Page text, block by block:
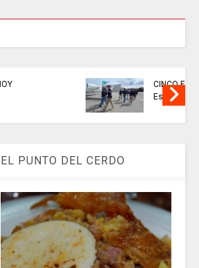
EN CHÍA: medidas de seguridad
para preservar el orden público
hoy 7 de agosto
EL PUNTO DEL CERDO